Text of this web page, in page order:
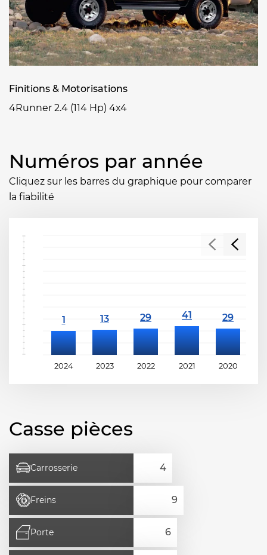
Finitions & Motorisations
4Runner 2.4 (114 Hp) 4x4
Numéros par année
Cliquez sur les barres du graphique pour comparer
la fiabilité
2024 2023 2022 2021 2020
Casse pièces
Carrosserie
Freins
Porte